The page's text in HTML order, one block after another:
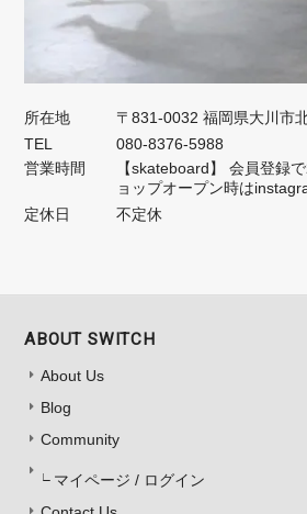
所在地
〒831-0032 福岡県大川市
TEL
080-8376-5988
営業時間
【skateboard】 会員登録
ョップオープン時は
定休日
不定休
ABOUT SWITCH
About Us
Blog
Community
マイページ / ログイン